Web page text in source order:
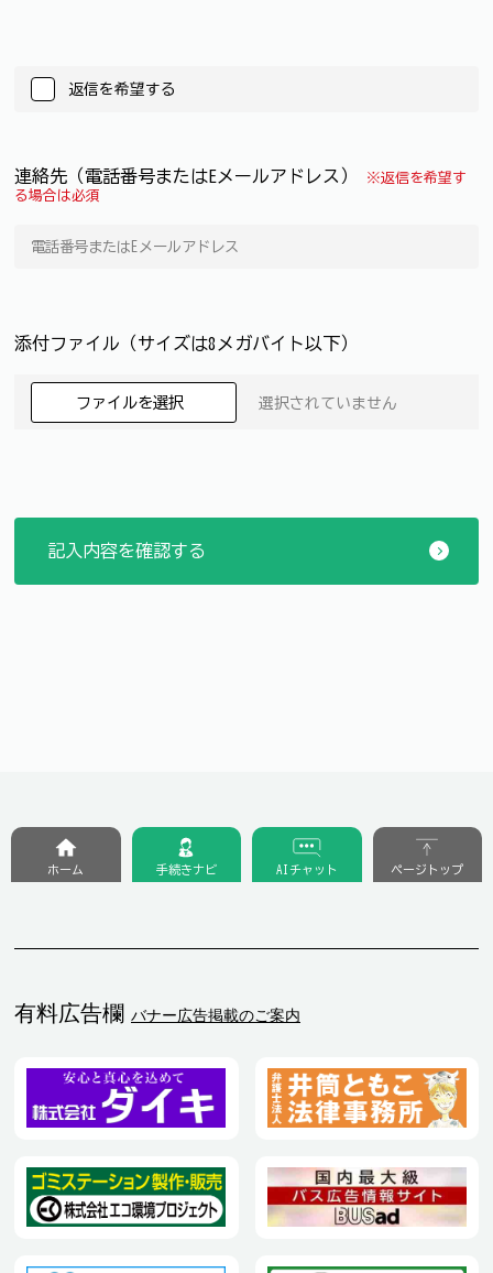
返信を希望する
連絡先（電話番号またはEメールアドレス）
※返信を希望す
る場合は必須
添付ファイル（サイズは8メガバイト以下）
ファイルを選択 選択されていません
有料広告欄 バナー広告掲載のご案内
ホーム 手続きナビ AIチャット ページトップ